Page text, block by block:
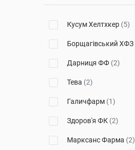
Кусум Хелтхкер (5)
Борщагівський ХФЗ
Дарниця ФФ (2)
Тева (2)
Галичфарм (1)
Здоров'я ФК (2)
Марксанс Фарма (2)